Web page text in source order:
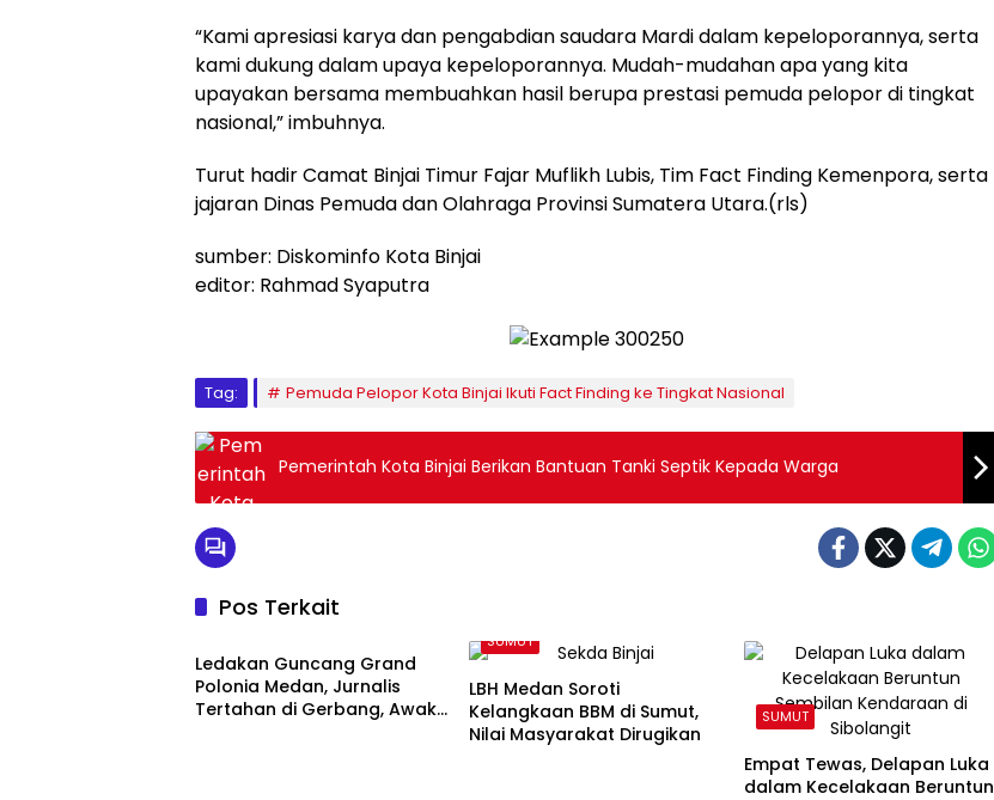
“Kami apresiasi karya dan pengabdian saudara Mardi dalam kepeloporannya, serta
kami dukung dalam upaya kepeloporannya. Mudah-mudahan apa yang kita
upayakan bersama membuahkan hasil berupa prestasi pemuda pelopor di tingkat
nasional,” imbuhnya.
Turut hadir Camat Binjai Timur Fajar Muflikh Lubis, Tim Fact Finding Kemenpora, serta
jajaran Dinas Pemuda dan Olahraga Provinsi Sumatera Utara.(rls)
sumber: Diskominfo Kota Binjai
editor: Rahmad Syaputra
Tag: Pemuda Pelopor Kota Binjai Ikuti Fact Finding ke Tingkat Nasional
Pemerintah Kota Binjai Berikan Bantuan Tanki Septik Kepada Warga
Pos Terkait
SUMUT
Ledakan Guncang Grand
Polonia Medan, Jurnalis
Tertahan di Gerbang, Awak
SUMUT
LBH Medan Soroti
Kelangkaan BBM di Sumut,
Nilai Masyarakat Dirugikan
SUMUT
Empat Tewas, Delapan Luka
dalam Kecelakaan Beruntun